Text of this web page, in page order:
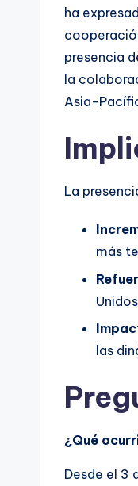
ha
presencia
la
Asia-
La
más
las
¿Qué
Desde el 3